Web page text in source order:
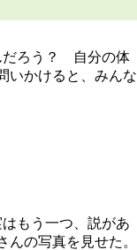
だろう？ 自分の体
いかけると、みんな
もう一つ、説があ
の写真を見せた。